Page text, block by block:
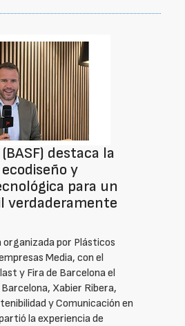
destaca la
y
para un
verdaderamente
organizada por Plásticos
Media, con el
y Fira de Barcelona el
Xabier Ribera,
y Comunicación en
la experiencia de